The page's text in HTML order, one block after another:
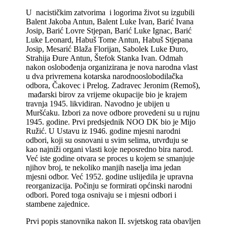
U nacističkim zatvorima i logorima život su izgubili
Balent Jakoba Antun, Balent Luke Ivan, Barić Ivana
Josip, Barić Lovre Stjepan, Barić Luke Ignac, Barić
Luke Leonard, Habuš Tome Antun, Habuš Stjepana
Josip, Mesarić Blaža Florijan, Sabolek Luke Đuro,
Strahija Đure Antun, Štefok Stanka Ivan. Odmah
nakon oslobođenja organizirana je nova narodna vlast
u dva privremena kotarska narodnooslobodilačka
odbora, Čakovec i Prelog. Zadravec Jeronim (Remoš),
mađarski birov za vrijeme okupacije bio je krajem
travnja 1945. likvidiran. Navodno je ubijen u
Muršćaku. Izbori za nove odbore provedeni su u rujnu
1945. godine. Prvi predsjednik NOO DK bio je Mijo
Ružić. U Ustavu iz 1946. godine mjesni narodni
odbori, koji su osnovani u svim selima, utvrđuju se
kao najniži organi vlasti koje neposredno bira narod.
Već iste godine otvara se proces u kojem se smanjuje
njihov broj, te nekoliko manjih naselja ima jedan
mjesni odbor. Već 1952. godine uslijedila je upravna
reorganizacija. Počinju se formirati općinski narodni
odbori. Pored toga osnivaju se i mjesni odbori i
stambene zajednice.
Prvi popis stanovnika nakon II. svjetskog rata obavljen